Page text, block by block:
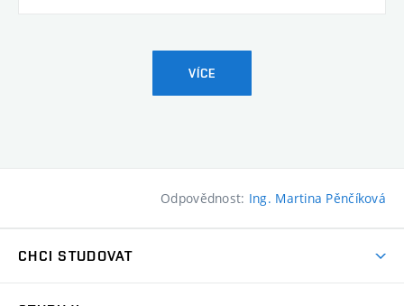
VÍCE
Odpovědnost: Ing. Martina Pěnčíková
CHCI STUDOVAT